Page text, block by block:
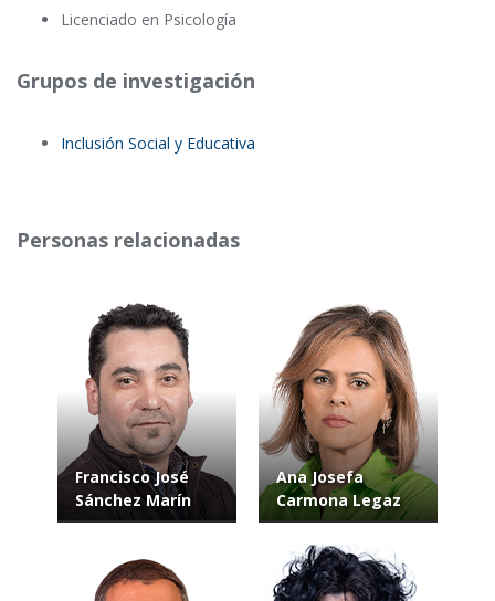
Licenciado en Psicología
Grupos de investigación
Inclusión Social y Educativa
Personas relacionadas
Francisco José
Sánchez Marín
Ana Josefa
Carmona Legaz